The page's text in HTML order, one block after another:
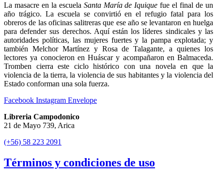
La masacre en la escuela Santa María de Iquique fue el final de un
año trágico. La escuela se convirtió en el refugio fatal para los
obreros de las oficinas salitreras que ese año se levantaron en huelga
para defender sus derechos. Aquí están los líderes sindicales y las
autoridades políticas, las mujeres fuertes y la pampa explotada; y
también Melchor Martínez y Rosa de Talagante, a quienes los
lectores ya conocieron en Huáscar y acompañaron en Balmaceda.
Tromben cierra este ciclo histórico con una novela en que la
violencia de la tierra, la violencia de sus habitantes y la violencia del
Estado conforman una sola fuerza.
Facebook Instagram Envelope
Libreria Campodonico
21 de Mayo 739, Arica
(+56) 58 223 2091
Términos y condiciones de uso